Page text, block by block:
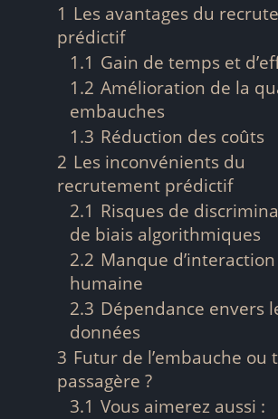
1 Les avantages du
prédictif
1.1 Gain de temps et
1.2 Amélioration de la
embauches
1.3 Réduction des coûts
2 Les inconvénients du
recrutement prédictif
2.1 Risques de
de biais algorithmiques
2.2 Manque d’interaction
humaine
2.3 Dépendance envers
données
3 Futur de l’embauche ou
passagère ?
3.1 Vous aimerez aussi :